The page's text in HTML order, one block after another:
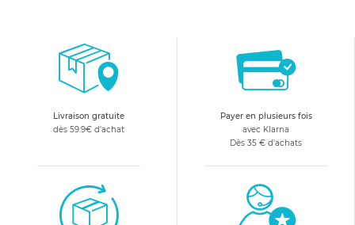
Livraison gratuite
dès 59.9€ d'achat
Payer en plusieurs fois
avec Klarna
Dès 35 € d'achats